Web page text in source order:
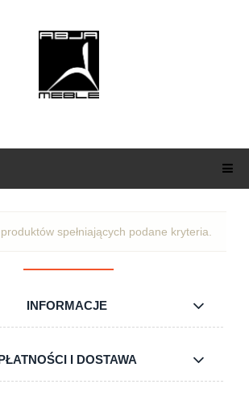
spełniających podane kryteria.
INFORMACJE
I DOSTAWA